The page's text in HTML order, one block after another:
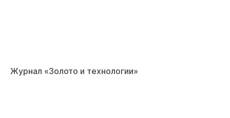
Журнал «Золото и технологии»